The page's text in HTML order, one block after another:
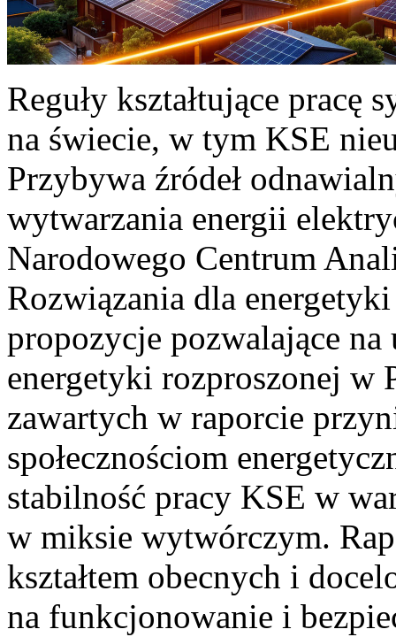
Reguły kształtujące pracę
na świecie, w tym KSE
Przybywa źródeł
wytwarzania energii
Narodowego Centrum
Rozwiązania dla
propozycje pozwalające
energetyki rozproszonej w
zawartych w raporcie
społecznościom
stabilność pracy KSE w
w miksie wytwórczym.
kształtem obecnych i
na funkcjonowanie i